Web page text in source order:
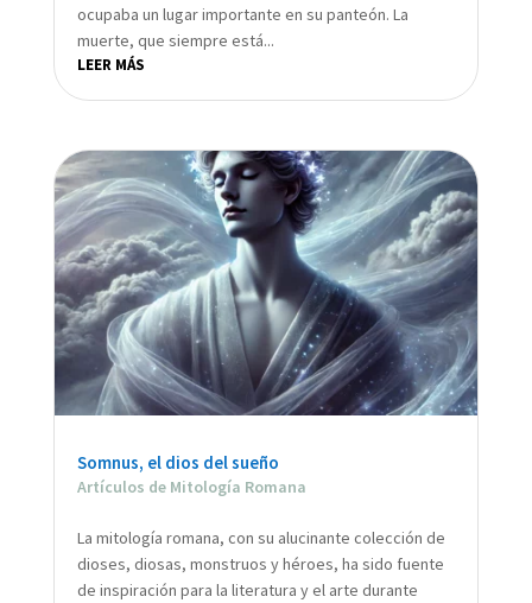
ocupaba un lugar importante en su panteón. La
muerte, que siempre está...
LEER MÁS
Somnus, el dios del sueño
Artículos de Mitología Romana
La mitología romana, con su alucinante colección de
dioses, diosas, monstruos y héroes, ha sido fuente
de inspiración para la literatura y el arte durante